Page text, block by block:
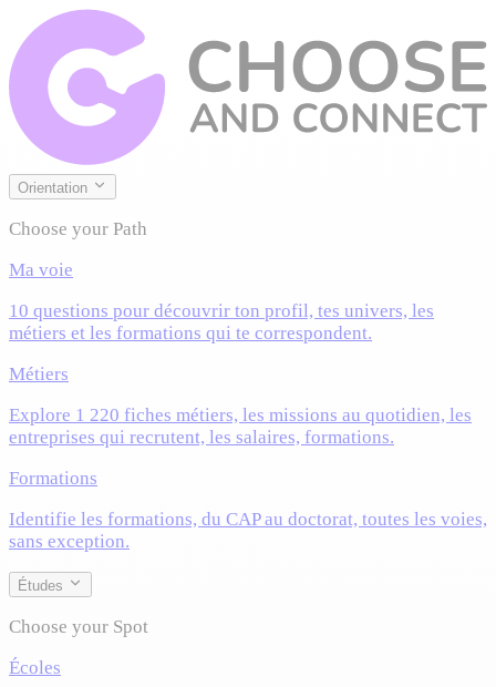
Orientation
Choose your Path
Ma voie
10 questions pour découvrir ton profil, tes univers, les
métiers et les formations qui te correspondent.
Métiers
Explore 1 220 fiches métiers, les missions au quotidien, les
entreprises qui recrutent, les salaires, formations.
Formations
Identifie les formations, du CAP au doctorat, toutes les voies,
sans exception.
Études
Choose your Spot
Écoles